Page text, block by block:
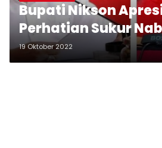
Bupati Nikson
Perhatian Sukur
‘Kue
Taput
19 Oktober 2022